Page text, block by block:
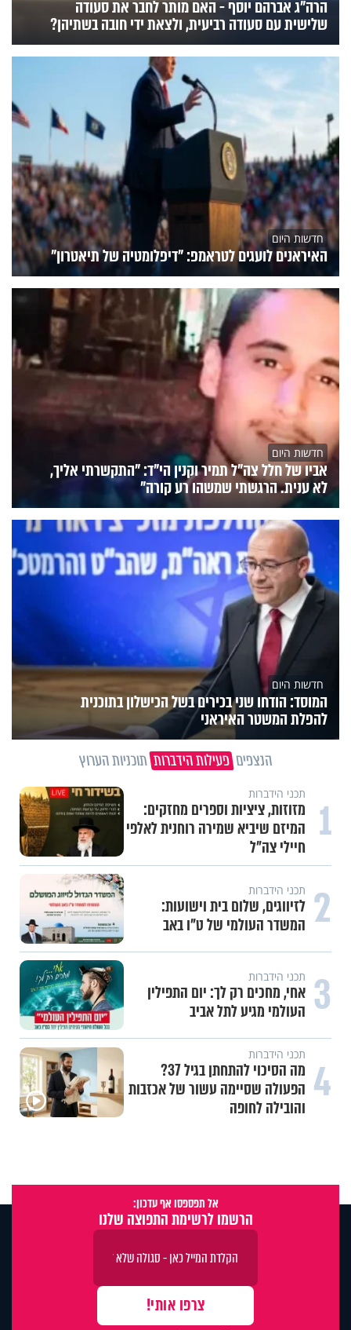
הרה"ג אברהם יוסף - האם מותר לחבר את סעודה
שלישית עם סעודה רביעית, ולצאת ידי חובה בשתיהן?
חדשות היום
האיראנים לועגים לטראמפ: "דיפלומטיה של תיאטרון"
חדשות היום
אביו של חלל צה"ל תמיר וקנין הי"ד: "התקשרתי אליך,
לא ענית. הרגשתי שמשהו רע קורה"
חדשות היום
המוסד: הודחו שני בכירים בשל הכישלון בתוכנית
להפלת המשטר האיראני
הנצפים פעילות הידברות תוכניות הערוץ
1 תכני הידברות
מזוזות, ציציות וספרים מחזקים:
המיזם שיביא שמירה רוחנית לאלפי
חיילי צה"ל
2 תכני הידברות
לזיווגים, שלום בית וישועות:
המשדר העולמי של ט"ו באב
3 תכני הידברות
אחי, מחכים רק לך: יום התפילין
העולמי מגיע לתל אביב
4 תכני הידברות
מה הסיכוי להתחתן בגיל 37?
הפעולה שסיימה עשור של אכזבות
והובילה לחופה
אל תפספסו אף עדכון:
הרשמו לרשימת התפוצה שלנו